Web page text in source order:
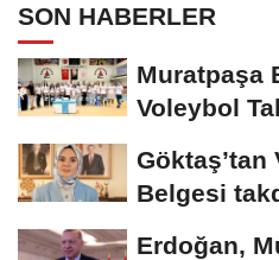
SON HABERLER
Muratpaşa
Voleybol
Göktaş’tan
Belgesi
Erdoğan,